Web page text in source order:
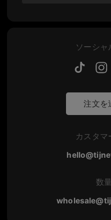
ソーシャ
注文を
カスタマ
数